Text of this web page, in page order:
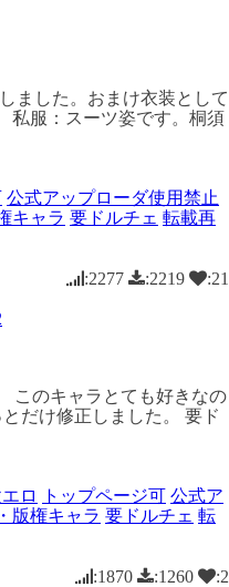
ました。おまけ衣装として
私服：スーツ姿です。桐須
公式アップローダ使用禁止
キャラ 要ドルチェ 転載再
:2277
:2219
:21
このキャラとても好きなの
だけ修正しました。 要ド
ロ トップページ可 公式ア
版権キャラ 要ドルチェ 転
:1870
:1260
:2